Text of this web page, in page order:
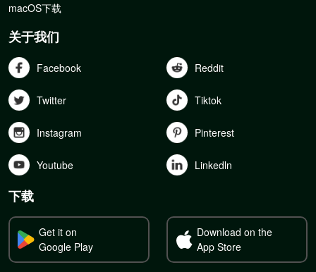
macOS下载
关于我们
Facebook Reddit
Twitter Tiktok
Instagram Pinterest
Youtube Linkedln
下载
Get it on
Google Play
Download on the
App Store